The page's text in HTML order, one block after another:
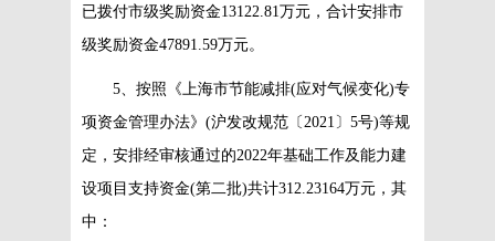
已拨付市级奖励资金13122.81万元，合计安排市
级奖励资金47891.59万元。
5、按照《上海市节能减排(应对气候变化)专
项资金管理办法》(沪发改规范〔2021〕5号)等规
定，安排经审核通过的2022年基础工作及能力建
设项目支持资金(第二批)共计312.23164万元，其
中：